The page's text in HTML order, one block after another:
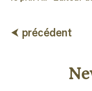
⮜ précédent